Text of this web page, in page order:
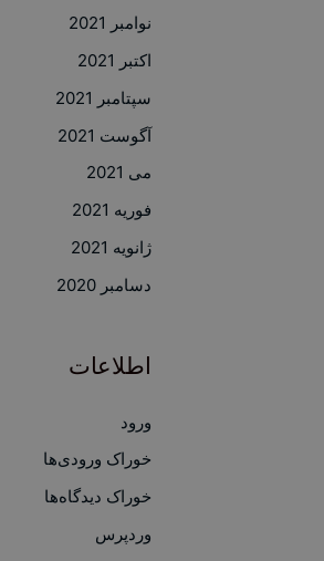
نوامبر 2021
اکتبر 2021
سپتامبر 2021
آگوست 2021
می 2021
فوریه 2021
ژانویه 2021
دسامبر 2020
اطلاعات
ورود
خوراک ورودی‌ها
خوراک دیدگاه‌ها
وردپرس